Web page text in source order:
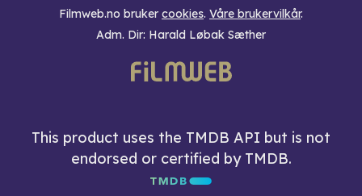
Filmweb.no bruker cookies. Våre brukervilkår.
Adm. Dir: Harald Løbak Sæther
This product uses the TMDB API but is not
endorsed or certified by TMDB.